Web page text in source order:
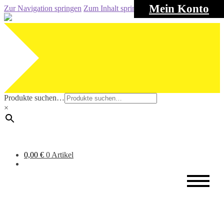
Mein Konto
Zur Navigation springen Zum Inhalt springen
Produkte suchen…
×
0,00 € 0 Artikel